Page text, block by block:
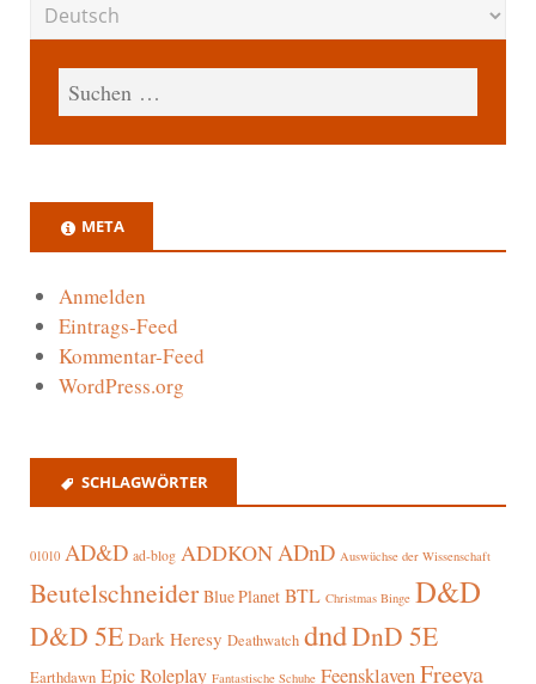
META
Anmelden
Eintrags-Feed
Kommentar-Feed
WordPress.org
SCHLAGWÖRTER
01010 AD&D ad-blog ADDKONADnD Auswüchse der Wissenschaft
Beutelschneider Blue Planet BTL Christmas Binge D&D
D&D 5E Dark Heresy Deathwatch dndDnD 5E
Earthdawn Epic Roleplay Fantastische Schuhe FeensklavenFreeya